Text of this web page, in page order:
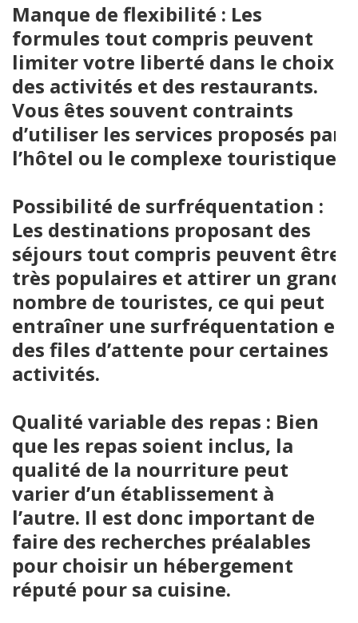
Manque de flexibilité : Les
formules tout compris peuvent
limiter votre liberté dans le choix
des activités et des restaurants.
Vous êtes souvent contraints
d’utiliser les services proposés par
l’hôtel ou le complexe touristique.
Possibilité de surfréquentation :
Les destinations proposant des
séjours tout compris peuvent être
très populaires et attirer un grand
nombre de touristes, ce qui peut
entraîner une surfréquentation et
des files d’attente pour certaines
activités.
Qualité variable des repas : Bien
que les repas soient inclus, la
qualité de la nourriture peut
varier d’un établissement à
l’autre. Il est donc important de
faire des recherches préalables
pour choisir un hébergement
réputé pour sa cuisine.